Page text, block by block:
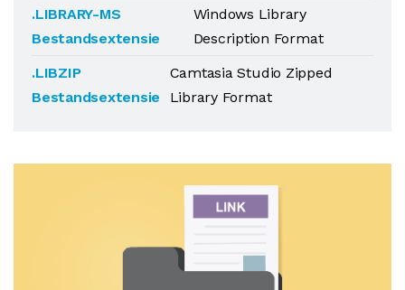
.LIBRARY-MS
Bestandsextensie
Windows Library
Description Format
.LIBZIP
Bestandsextensie
Camtasia Studio Zipped
Library Format